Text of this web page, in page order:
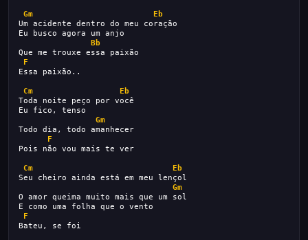
Gm
Eb
Um acidente dentro do meu coração
Eu busco agora um anjo
Bb
Que me trouxe essa paixão
F
Essa paixão..
Cm
Eb
Toda noite peço por você
Eu fico, tenso
Gm
Todo dia, todo amanhecer
F
Pois não vou mais te ver
Cm
Eb
Seu cheiro ainda está em meu lençol
Gm
O amor queima muito mais que um sol
E como uma folha que o vento
F
Bateu, se foi